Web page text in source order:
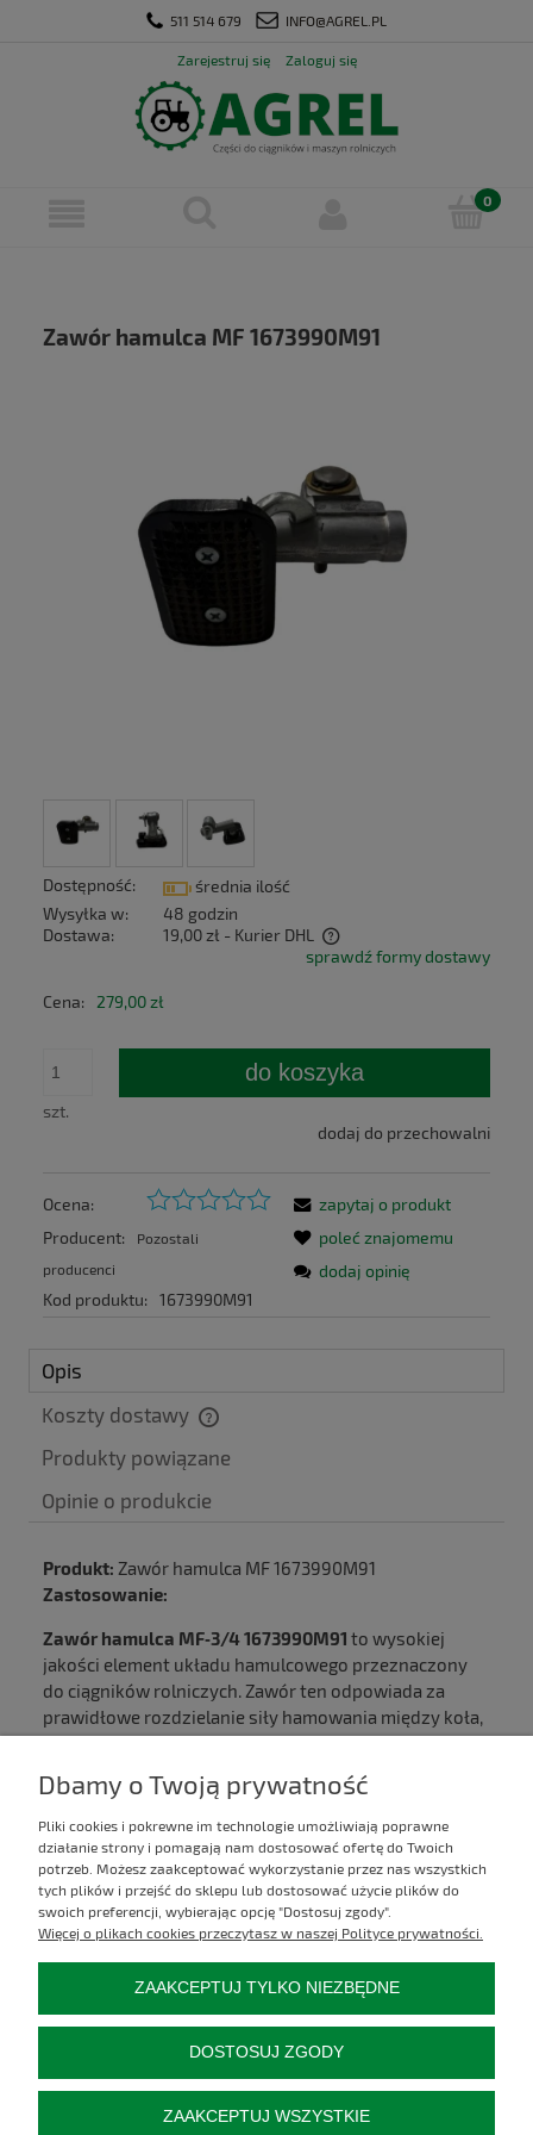
511 514 679 INFO@AGREL.PL
Zarejestruj się Zaloguj się
Zawór hamulca MF 1673990M91
Dostępność:
średnia ilość
Wysyłka w:
48 godzin
Dostawa:
19,00 zł - Kurier DHL
Cena nie zawiera ewentualnych kosztów płatności
sprawdź formy dostawy
Cena: 279,00 zł
szt.
do koszyka
dodaj do przechowalni
Ocena:
Producent:
Pozostali
producenci
Kod produktu: 1673990M91
zapytaj o produkt
poleć znajomemu
dodaj opinię
Opis
Koszty dostawy
Cena nie zawiera ewentualnych kosztów płatności
Produkty powiązane
Produkt: Zawór hamulca MF 1673990M91
Zastosowanie:
Zawór hamulca MF‑3/4 1673990M91 to wysokiej
jakości element układu hamulcowego przeznaczony
do ciągników rolniczych. Zawór ten odpowiada za
prawidłowe rozdzielanie siły hamowania między koła,
zapewniając równomierną i bezpieczną pracę układu
Kontakt
Informacje
Moje konto
Płatności i dostawa
Pozostałe
Dbamy o Twoją prywatność
Pliki cookies i pokrewne im technologie umożliwiają poprawne
działanie strony i pomagają nam dostosować ofertę do Twoich
potrzeb. Możesz zaakceptować wykorzystanie przez nas wszystkich
tych plików i przejść do sklepu lub dostosować użycie plików do
swoich preferencji, wybierając opcję "Dostosuj zgody".
Więcej o plikach cookies przeczytasz w naszej Polityce prywatności.
ZAAKCEPTUJ TYLKO NIEZBĘDNE
DOSTOSUJ ZGODY
ZAAKCEPTUJ WSZYSTKIE